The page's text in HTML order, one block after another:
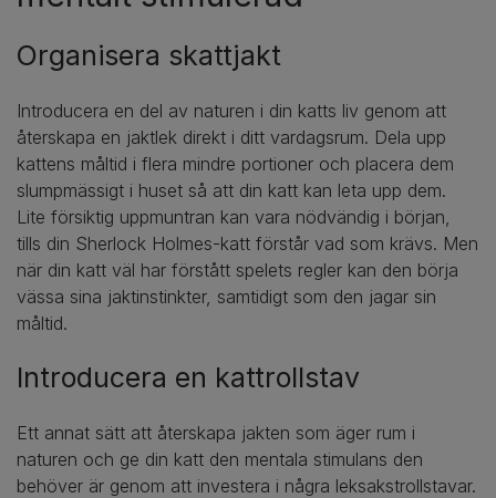
Organisera skattjakt
Introducera en del av naturen i din katts liv genom att
återskapa en jaktlek direkt i ditt vardagsrum. Dela upp
kattens måltid i flera mindre portioner och placera dem
slumpmässigt i huset så att din katt kan leta upp dem.
Lite försiktig uppmuntran kan vara nödvändig i början,
tills din Sherlock Holmes-katt förstår vad som krävs. Men
när din katt väl har förstått spelets regler kan den börja
vässa sina jaktinstinkter, samtidigt som den jagar sin
måltid.
Introducera en kattrollstav
Ett annat sätt att återskapa jakten som äger rum i
naturen och ge din katt den mentala stimulans den
behöver är genom att investera i några leksakstrollstavar.